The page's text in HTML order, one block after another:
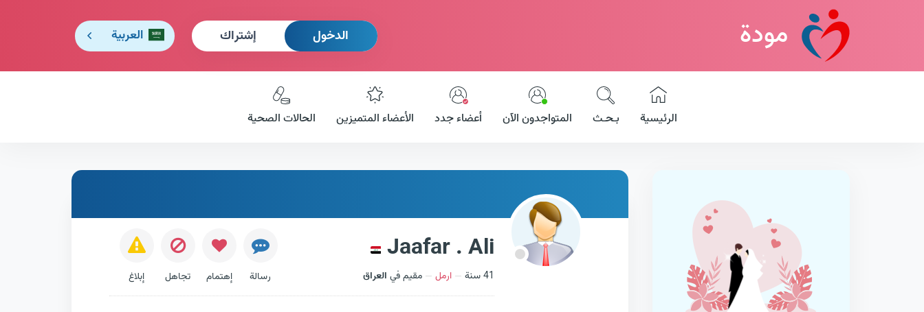
مودة الدخول إشتراك العربية
الرئيسية بـحـث المتواجدون الآن أعضاء جدد الأعضاء المتميزين الحالات الصحية
Jaafar . Ali
41 سنة ارمل مقيم في العراق رسالة إهتمام تجاهل إبلاغ